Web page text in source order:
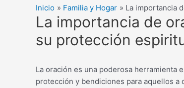
Inicio Familia y Hogar La importancia
La importancia de
su protección
La oración es una poderosa herramienta
protección y bendiciones para aquellos a